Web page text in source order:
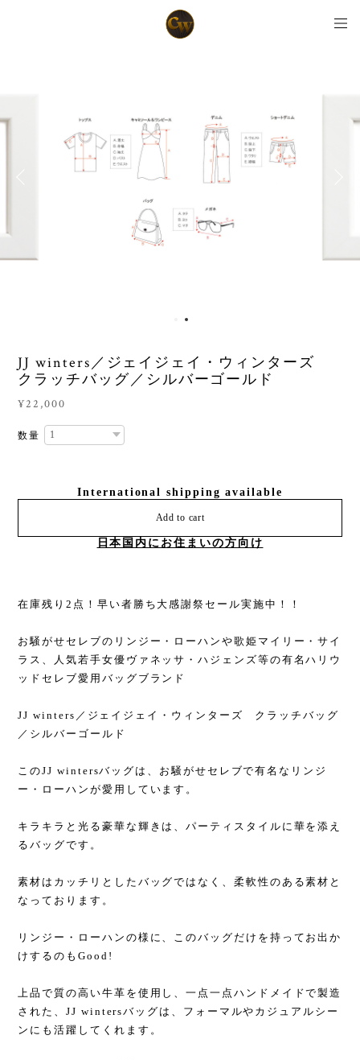
JJ winters／ジェイジェイ・ウィンターズ
クラッチバッグ／シルバーゴールド
¥22,000
数量
International shipping available
Add to cart
日本国内にお住まいの方向け
在庫残り2点！早い者勝ち大感謝祭セール実施中！！
お騒がせセレブのリンジー・ローハンや歌姫マイリー・サイ
ラス、人気若手女優ヴァネッサ・ハジェンズ等の有名ハリウ
ッドセレブ愛用バッグブランド
JJ winters／ジェイジェイ・ウィンターズ クラッチバッグ
／シルバーゴールド
このJJ wintersバッグは、お騒がせセレブで有名なリンジ
ー・ローハンが愛用しています。
キラキラと光る豪華な輝きは、パーティスタイルに華を添え
るバッグです。
素材はカッチリとしたバッグではなく、柔軟性のある素材と
なっております。
リンジー・ローハンの様に、このバッグだけを持ってお出か
けするのもGood!
上品で質の高い牛革を使用し、一点一点ハンドメイドで製造
された、JJ wintersバッグは、フォーマルやカジュアルシー
ンにも活躍してくれます。